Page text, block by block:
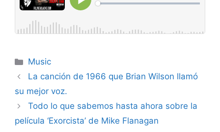
Categories
Music
La canción de 1966 que Brian Wilson llamó
su mejor voz.
Todo lo que sabemos hasta ahora sobre la
película ‘Exorcista’ de Mike Flanagan